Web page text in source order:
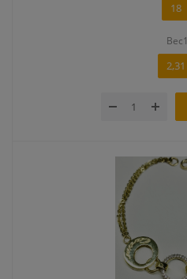
18
Вес1
2,31